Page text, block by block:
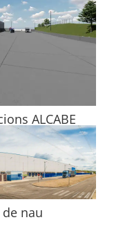
ALCABE
nau